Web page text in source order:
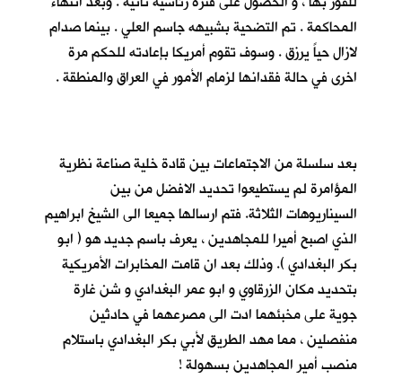
المحاكمة . تم التضحية بشبيهه جاسم العلي . بينما صدام
لازال حياً يرزق . وسوف تقوم أمريكا بإعادته للحكم مرة
اخرى في حالة فقدانها لزمام الأمور في العراق والمنطقة .
بعد سلسلة من الاجتماعات بين قادة خلية صناعة نظرية
المؤامرة لم يستطيعوا تحديد الافضل من بين
السيناريوهات الثلاثة. فتم ارسالها جميعا الى الشيخ ابراهيم
الذي اصبح أميرا للمجاهدين ، يعرف باسم جديد هو ( ابو
بكر البغدادي ). وذلك بعد ان قامت المخابرات الأمريكية
بتحديد مكان الزرقاوي و ابو عمر البغدادي و شن غارة
جوية على مخبئهما ادت الى مصرعهما في حادثين
منفصلين ، مما مهد الطريق لأبي بكر البغدادي باستلام
منصب أمير المجاهدين بسهولة !